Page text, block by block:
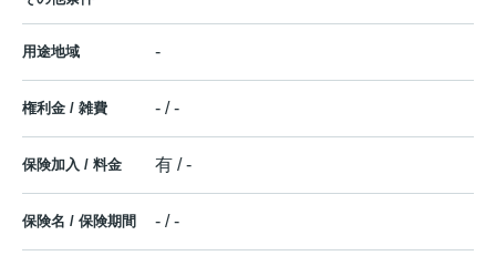
用途地域 -
権利金 / 雑費 - / -
保険加入 / 料金 有 / -
保険名 / 保険期間 - / -